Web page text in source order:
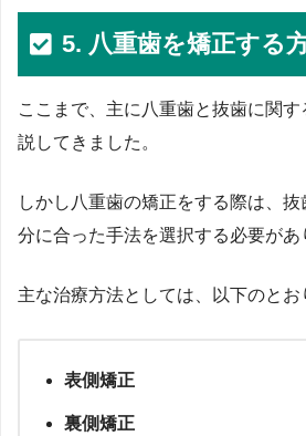
5. 八重歯を矯正する
ここまで、主に八重歯と抜歯に関
説してきました。
しかし八重歯の矯正をする際は、
分に合った手法を選択する必要があ
主な治療方法としては、以下のとお
表側矯正
裏側矯正